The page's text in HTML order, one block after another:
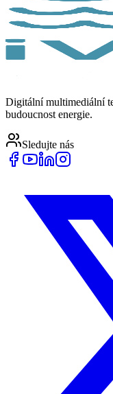
Digitální multimediální
budoucnost energie.
Sledujte nás